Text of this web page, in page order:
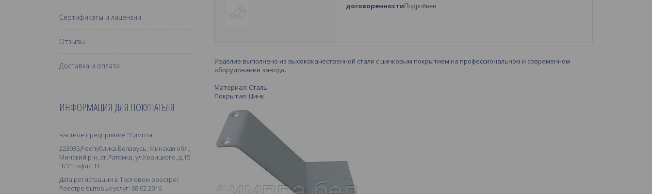
договоренности Подробнее
Изделие выполнено из высококачественной стали с цинковым покрытием на профессиональном и современном
оборудовании завода.
Материал: Сталь
Покрытие: Цинк
Сертификаты и лицензии
Отзывы
Доставка и оплата
ИНФОРМАЦИЯ ДЛЯ ПОКУПАТЕЛЯ
Частное предприятие "Симпла"
223035,Республика Беларусь, Минская обл.,
Минский р-н, аг.Ратомка, ул.Корицкого, д.15
"Б"/1, офис 11
Дата регистрации в Торговом реестре/
Реестре бытовых услуг: 08.02.2016